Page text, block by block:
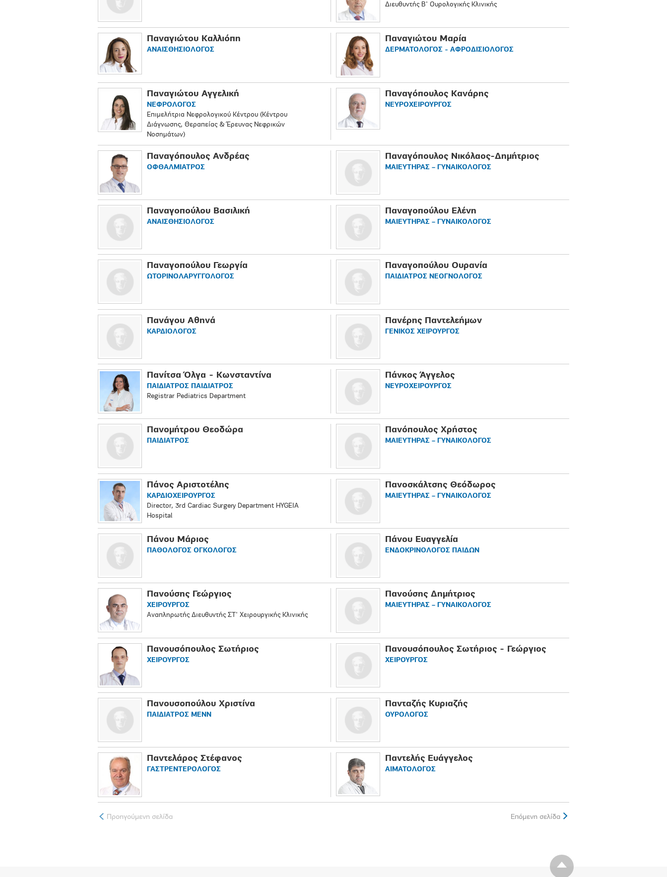
Διευθυντής Β' Ουρολογικής Κλινικής
Παναγιώτου Καλλιόπη
ΑΝΑΙΣΘΗΣΙΟΛΟΓΟΣ
Παναγιώτου Μαρία
ΔΕΡΜΑΤΟΛΟΓΟΣ - ΑΦΡΟΔΙΣΙΟΛΟΓΟΣ
Παναγιώτου Αγγελική
ΝΕΦΡΟΛΟΓΟΣ
Επιμελήτρια Νεφρολογικού Κέντρου (Κέντρου
Διάγνωσης, Θεραπείας & Έρευνας Νεφρικών
Νοσημάτων)
Παναγόπουλος Κανάρης
ΝΕΥΡΟΧΕΙΡΟΥΡΓΟΣ
Παναγόπουλος Ανδρέας
ΟΦΘΑΛΜΙΑΤΡΟΣ
Παναγόπουλος Νικόλαος-Δημήτριος
ΜΑΙΕΥΤΗΡΑΣ – ΓΥΝΑΙΚΟΛΟΓΟΣ
Παναγοπούλου Βασιλική
ΑΝΑΙΣΘΗΣΙΟΛΟΓΟΣ
Παναγοπούλου Ελένη
ΜΑΙΕΥΤΗΡΑΣ – ΓΥΝΑΙΚΟΛΟΓΟΣ
Παναγοπούλου Γεωργία
ΩΤΟΡΙΝΟΛΑΡΥΓΓΟΛΟΓΟΣ
Παναγοπούλου Ουρανία
ΠΑΙΔΙΑΤΡΟΣ ΝΕΟΓΝΟΛΟΓΟΣ
Πανάγου Αθηνά
ΚΑΡΔΙΟΛΟΓΟΣ
Πανέρης Παντελεήμων
ΓΕΝΙΚΟΣ ΧΕΙΡΟΥΡΓΟΣ
Πανίτσα Όλγα - Κωνσταντίνα
ΠΑΙΔΙΑΤΡΟΣ ΠΑΙΔΙΑΤΡΟΣ
Registrar Pediatrics Department
Πάνκος Άγγελος
ΝΕΥΡΟΧΕΙΡΟΥΡΓΟΣ
Πανομήτρου Θεοδώρα
ΠΑΙΔΙΑΤΡΟΣ
Πανόπουλος Χρήστος
ΜΑΙΕΥΤΗΡΑΣ – ΓΥΝΑΙΚΟΛΟΓΟΣ
Πάνος Αριστοτέλης
ΚΑΡΔΙΟΧΕΙΡΟΥΡΓΟΣ
Director, 3rd Cardiac Surgery Department HYGEIA
Hospital
Πανοσκάλτσης Θεόδωρος
ΜΑΙΕΥΤΗΡΑΣ – ΓΥΝΑΙΚΟΛΟΓΟΣ
Πάνου Μάριος
ΠΑΘΟΛΟΓΟΣ ΟΓΚΟΛΟΓΟΣ
Πάνου Ευαγγελία
ΕΝΔΟΚΡΙΝΟΛΟΓΟΣ ΠΑΙΔΩΝ
Πανούσης Γεώργιος
ΧΕΙΡΟΥΡΓΟΣ
Αναπληρωτής Διευθυντής ΣΤ' Χειρουργικής Κλινικής
Πανούσης Δημήτριος
ΜΑΙΕΥΤΗΡΑΣ – ΓΥΝΑΙΚΟΛΟΓΟΣ
Πανουσόπουλος Σωτήριος
ΧΕΙΡΟΥΡΓΟΣ
Πανουσόπουλος Σωτήριος - Γεώργιος
ΧΕΙΡΟΥΡΓΟΣ
Πανουσοπούλου Χριστίνα
ΠΑΙΔΙΑΤΡΟΣ ΜΕΝΝ
Πανταζής Κυριαζής
ΟΥΡΟΛΟΓΟΣ
Παντελάρος Στέφανος
ΓΑΣΤΡΕΝΤΕΡΟΛΟΓΟΣ
Παντελής Ευάγγελος
ΑΙΜΑΤΟΛΟΓΟΣ
Προηγούμενη σελίδα Επόμενη σελίδα